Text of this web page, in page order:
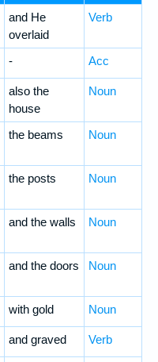
and He
overlaid
Verb
- Acc
also the
house
Noun
the beams Noun
the posts Noun
and the walls Noun
and the doors Noun
with gold Noun
and graved Verb